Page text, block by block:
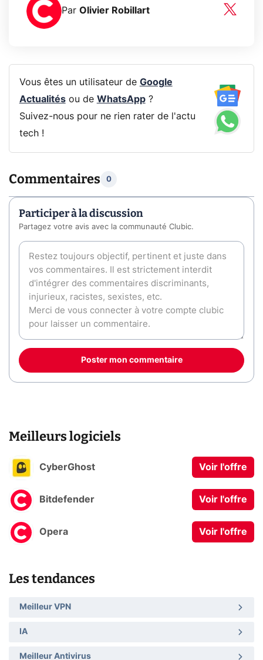
Par Olivier Robillart
Vous êtes un utilisateur de Google
Actualitésou de WhatsApp?
Suivez-nous pour ne rien rater de l'actu
tech !
Commentaires 0
Participer à la discussion
Partagez votre avis avec la communauté Clubic.
Poster mon commentaire
Meilleurs logiciels
CyberGhost Voir l'offre
Bitdefender Voir l'offre
Opera Voir l'offre
Les tendances
Meilleur VPN
IA
Meilleur Antivirus